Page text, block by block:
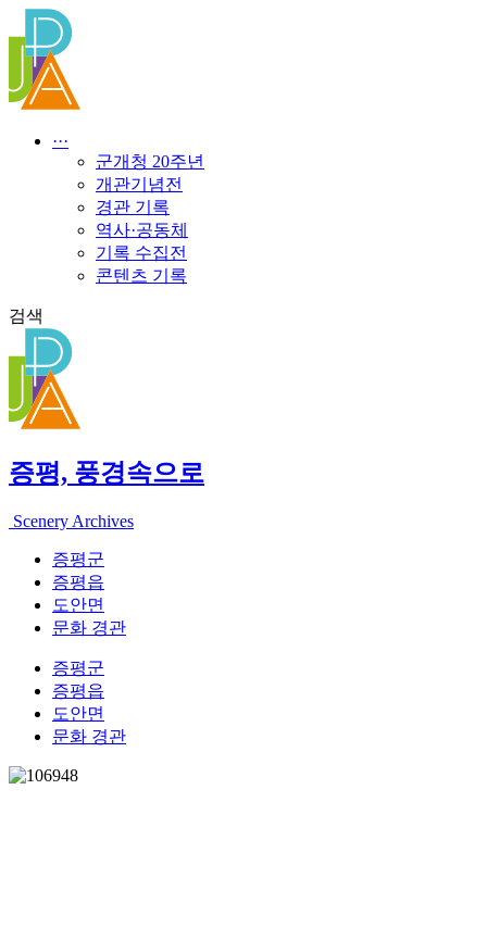
텐
로
건
···
군개청 20주년
개관기념전
경관 기록
역사·공동체
기록 수집전
콘텐츠 기록
검색
증평, 풍경속으로
Scenery Archives
증평군
증평읍
도안면
문화 경관
증평군
증평읍
도안면
문화 경관